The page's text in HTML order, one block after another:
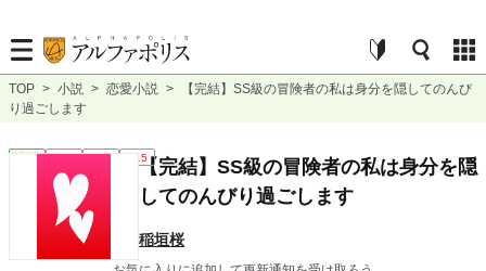
TOP > 小説 > 恋愛小説 >
【完結】SS級の冒険者の私は身分を隠してのんび
り過ごします
恋愛 完結 短編 R15【完結】SS級の冒険者の私は身分を隠
してのんびり過ごします
稲垣桜